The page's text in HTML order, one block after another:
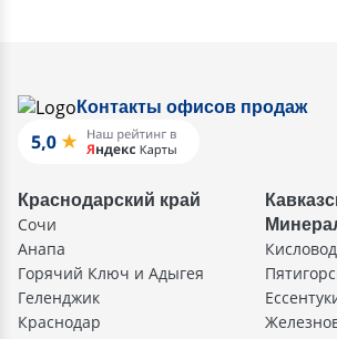
Контакты офисов продаж
Краснодарский край
Сочи
Анапа
Горячий Ключ и Адыгея
Геленджик
Краснодар